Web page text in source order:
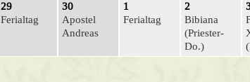
29
Ferialtag
30
Apostel
Andreas
1
Ferialtag
2
Bibiana
(Prie­ster-
Do.)